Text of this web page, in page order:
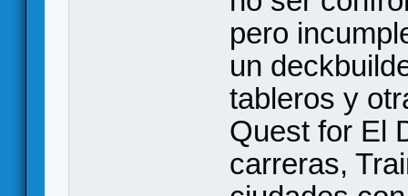
pero
un
tableros y
Quest for El
carreras,